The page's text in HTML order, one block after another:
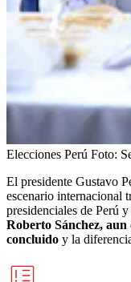
Elecciones Perú Foto:
El presidente Gustavo
escenario internacional
presidenciales de Perú y
Roberto Sánchez,
concluido y la